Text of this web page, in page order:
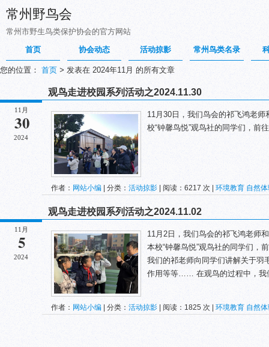
常州野鸟会
常州市野生鸟类保护协会的官方网站
首页
协会动态 活动掠影 常州鸟类名录
您的位置： 首页 > 发表在 2024年11月 的所有文章
11月
30
2024
观鸟走进校园系列活动之2024.11.30
11月30日，我们鸟会的祁飞鸿老
校“钟馨鸟悦”观鸟社的同学们，前
作者： 网站小编 | 分类： 活动掠影 | 阅读：6217 次 | 环境教育 自然
11月
5
2024
观鸟走进校园系列活动之2024.11.02
11月2日，我们鸟会的祁飞鸿老师
本校“钟馨鸟悦”观鸟社的同学们，
我们的祁老师向同学们讲解关于羽
作用等等…… 在观鸟的过程中，我
作者： 网站小编 | 分类： 活动掠影 | 阅读：1825 次 | 环境教育 自然